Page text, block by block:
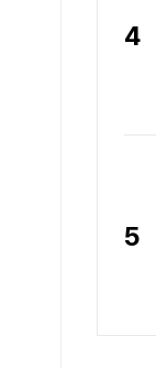
4
5